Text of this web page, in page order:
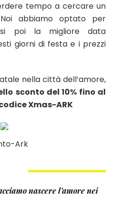
tempo a cercare un
abbiamo optato per
poi la migliore data
giorni di festa e i prezzi
nella città dell’amore,
sconto del 10% fino al
Xmas-ARK
nascere l’amore nei